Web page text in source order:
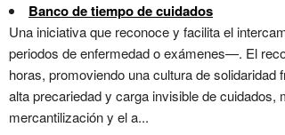
Banco de tiempo de cuidados
Una iniciativa que reconoce y facilita el
periodos de enfermedad o exámenes—. El
horas, promoviendo una cultura de
alta precariedad y carga invisible de
mercantilización y el a...